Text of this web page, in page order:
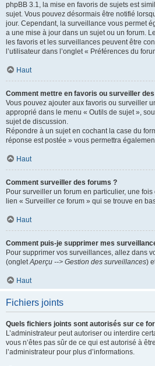
phpBB 3.1, la mise en favoris de sujets est
sujet. Vous pouvez désormais être notifié
jour. Cependant, la surveillance vous permet
a une mise à jour dans un sujet ou un forum.
les favoris et les surveillances peuvent être
l’utilisateur dans l’onglet « Préférences du
Haut
Comment mettre en favoris ou surveiller
Vous pouvez ajouter aux favoris ou surveiller
approprié dans le menu « Outils de sujet »,
sujet de discussion.
Répondre à un sujet en cochant la case du
réponse est postée » vous permettra
Haut
Comment surveiller des forums ?
Pour surveiller un forum en particulier, une
lien « Surveiller ce forum » qui se trouve en
Haut
Comment puis-je supprimer mes
Pour supprimer vos surveillances, allez dans
(ongletAperçu --> Gestion des surveillances)
Haut
Fichiers joints
Quels fichiers joints sont autorisés sur ce
L’administrateur peut autoriser ou interdire
vous n’êtes pas sûr de ce qui est autorisé à
l’administrateur pour plus d’informations.